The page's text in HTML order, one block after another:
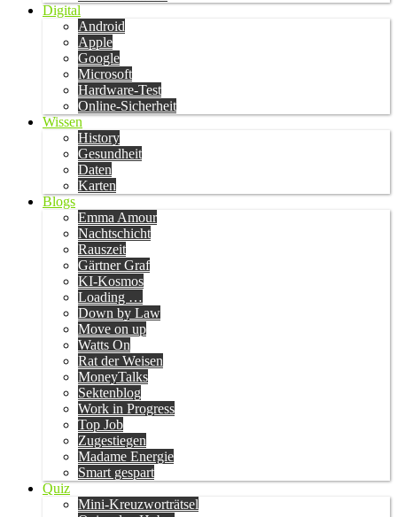
Digital
Android
Apple
Google
Microsoft
Hardware-Test
Online-Sicherheit
Wissen
History
Gesundheit
Daten
Karten
Blogs
Emma Amour
Nachtschicht
Rauszeit
Gärtner Graf
KI-Kosmos
Loading …
Down by Law
Move on up
Watts On
Rat der Weisen
MoneyTalks
Sektenblog
Work in Progress
Top Job
Zugestiegen
Madame Energie
Smart gespart
Quiz
Mini-Kreuzworträtsel